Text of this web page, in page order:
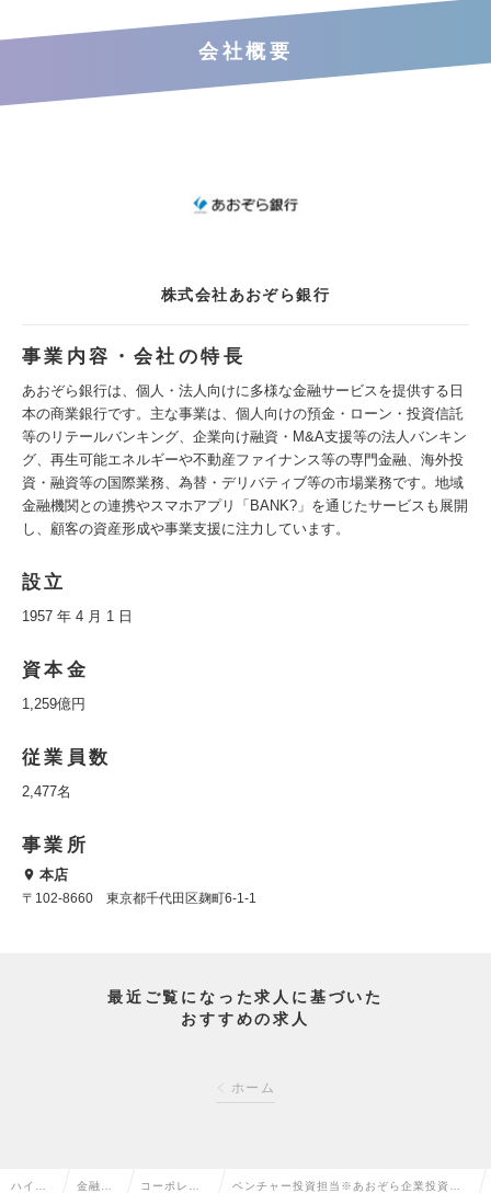
会社概要
株式会社あおぞら銀行
事業内容・会社の特長
あおぞら銀行は、個人・法人向けに多様な金融サービスを提供する日
本の商業銀行です。主な事業は、個人向けの預金・ローン・投資信託
等のリテールバンキング、企業向け融資・M&A支援等の法人バンキン
グ、再生可能エネルギーや不動産ファイナンス等の専門金融、海外投
資・融資等の国際業務、為替・デリバティブ等の市場業務です。地域
金融機関との連携やスマホアプリ「BANK?」を通じたサービスも展開
し、顧客の資産形成や事業支援に注力しています。
設立
1957 年 4 月 1 日
資本金
1,259億円
従業員数
2,477名
事業所
本店
〒102-8660 東京都千代田区麹町6-1-1
最近ご覧になった求人に基づいた
おすすめの求人
ホーム
ハイク 金融系 コーポレー ベンチャー投資担当※あおぞら企業投資株